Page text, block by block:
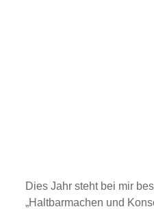
Dies Jahr steht bei mir
„Haltbarmachen und